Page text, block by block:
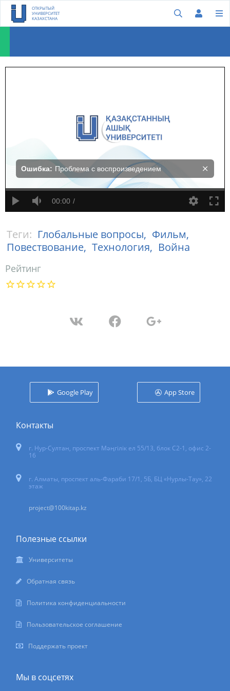
ОТКРЫТЫЙ
УНИВЕРСИТЕТ
КАЗАХСТАНА
Ошибка: Проблема с воспроизведением
00:00
Теги: Глобальные вопросы, Фильм,
Повествование, Технология, Война
Рейтинг
Google Play App Store
Контакты
г. Нур-Султан, проспект Мәңгілік ел 55/13, блок С2-1, офис 2-
16
г. Алматы, проспект аль-Фараби 17/1, 5Б, БЦ «Нурлы-Тау», 22
этаж
project@100kitap.kz
Полезные ссылки
Университеты
Обратная связь
Политика конфиденциальности
Пользовательское соглашение
Поддержать проект
Мы в соцсетях